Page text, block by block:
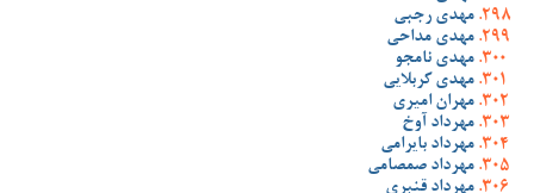
مهدی رجبی
مهدی مداحی
مهدی نامجو
مهدی کربلایی
مهران امیری
مهرداد آوخ
مهرداد بایرامی
مهرداد صمصامی
مهرداد قنبری